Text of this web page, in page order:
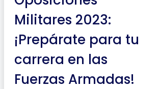
Militares 2023:
¡Prepárate para tu
carrera en las
Fuerzas Armadas!